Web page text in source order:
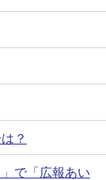
？
で「広報あい